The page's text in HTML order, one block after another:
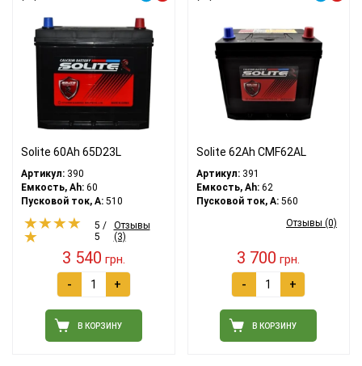
Solite 60Ah 65D23L
Артикул: 390
Емкость, Ah: 60
Пусковой ток, A: 510
5 /
5
Отзывы
(3)
3 540 грн.
- +
В КОРЗИНУ
Solite 62Ah CMF62AL
Артикул:391
Емкость, Ah:62
Пусковой ток, A:560
Отзывы (0)
3 700 грн.
- +
В КОРЗИНУ